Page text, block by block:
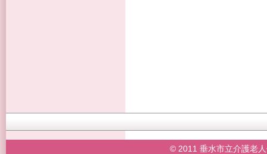
© 2011 垂水市立介護老